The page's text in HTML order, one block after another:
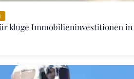
kluge Immobilieninvestitionen in